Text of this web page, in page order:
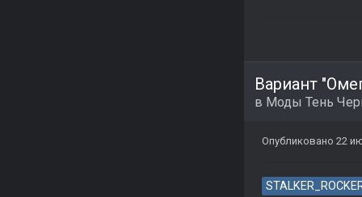
Вариант
в Моды Тень
Опубликовано 22